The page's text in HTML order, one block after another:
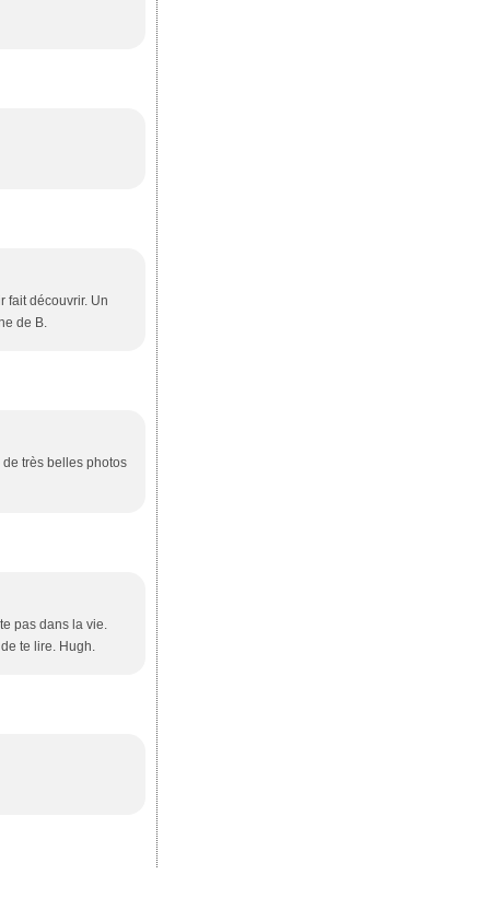
fait découvrir. Un
de B.
très belles photos
pas dans la vie.
te lire. Hugh.